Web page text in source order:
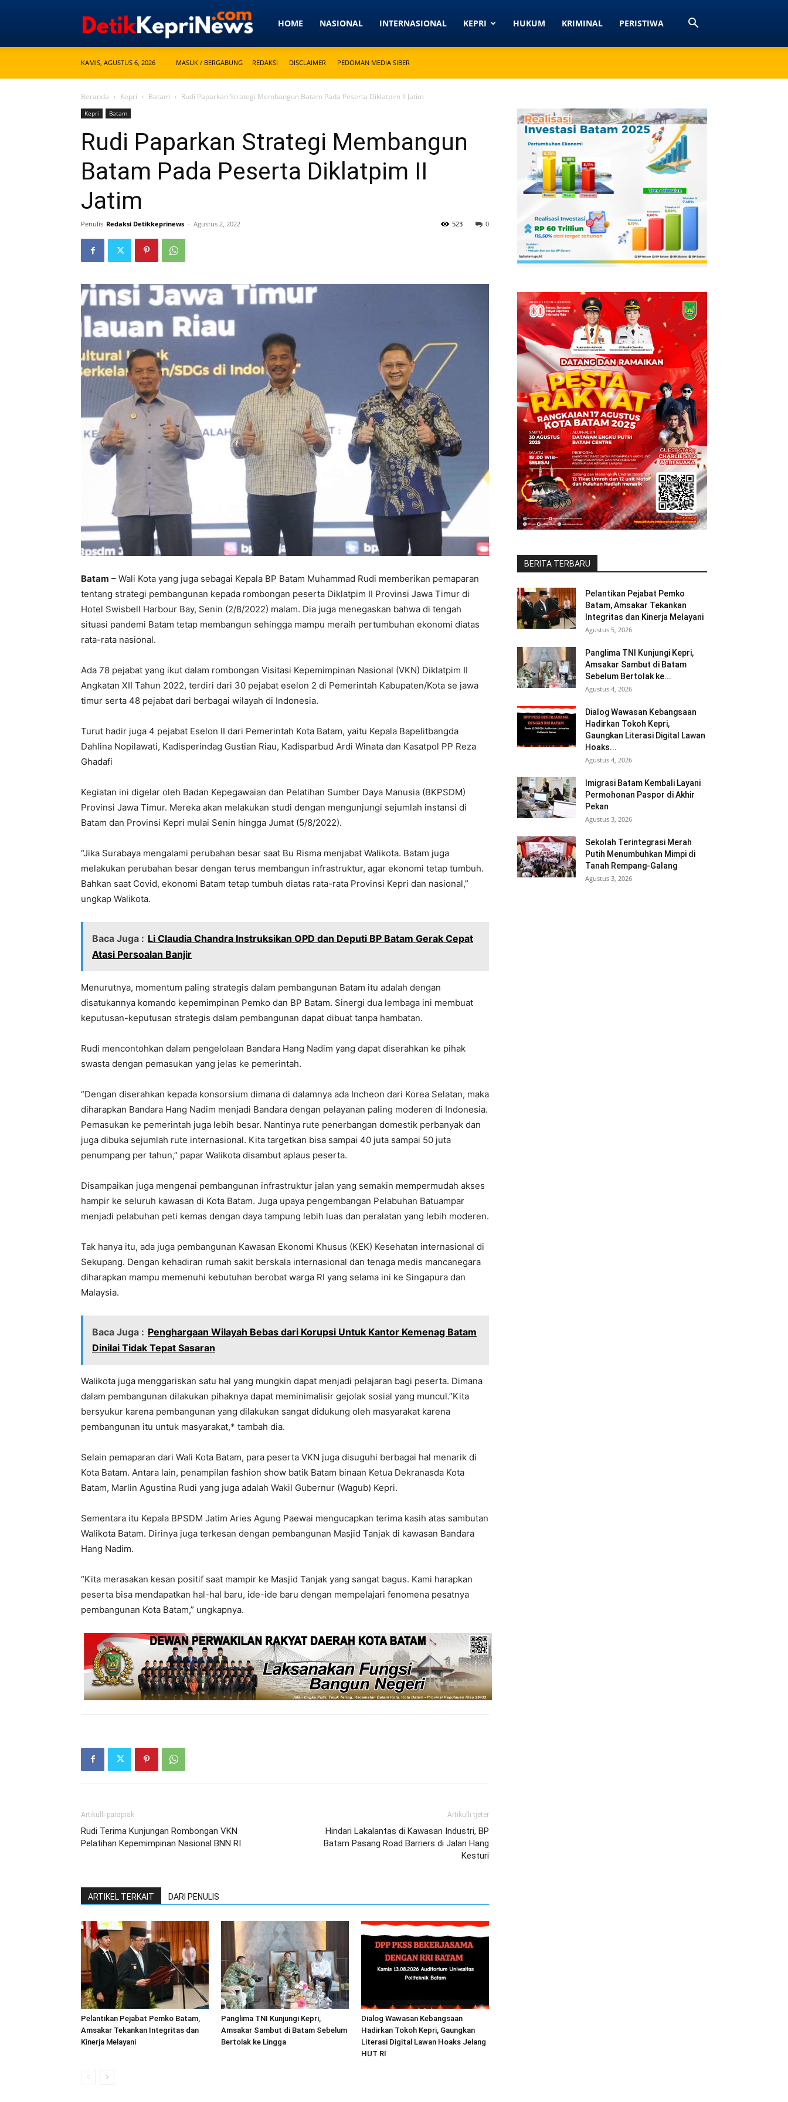
Detikkeprinews.com
HOME NASIONAL INTERNASIONAL KEPRI HUKUM KRIMINAL PERISTIWA
KAMIS, AGUSTUS 6, 2026 MASUK / BERGABUNG REDAKSI DISCLAIMER PEDOMAN MEDIA SIBER
Beranda Kepri Batam Rudi Paparkan Strategi Membangun Batam Pada Peserta Diklatpim II Jatim
Kepri Batam
Rudi Paparkan Strategi Membangun
Batam Pada Peserta Diklatpim II
Jatim
Penulis Redaksi Detikkeprinews - Agustus 2, 2022 0
523
Batam – Wali Kota yang juga sebagai Kepala BP Batam Muhammad Rudi memberikan pemaparan
tentang strategi pembangunan kepada rombongan peserta Diklatpim II Provinsi Jawa Timur di
Hotel Swisbell Harbour Bay, Senin (2/8/2022) malam. Dia juga menegaskan bahwa di tengah
situasi pandemi Batam tetap membangun sehingga mampu meraih pertumbuhan ekonomi diatas
rata-rata nasional.
Ada 78 pejabat yang ikut dalam rombongan Visitasi Kepemimpinan Nasional (VKN) Diklatpim II
Angkatan XII Tahun 2022, terdiri dari 30 pejabat eselon 2 di Pemerintah Kabupaten/Kota se jawa
timur serta 48 pejabat dari berbagai wilayah di Indonesia.
Turut hadir juga 4 pejabat Eselon II dari Pemerintah Kota Batam, yaitu Kepala Bapelitbangda
Dahlina Nopilawati, Kadisperindag Gustian Riau, Kadisparbud Ardi Winata dan Kasatpol PP Reza
Ghadafi
Kegiatan ini digelar oleh Badan Kepegawaian dan Pelatihan Sumber Daya Manusia (BKPSDM)
Provinsi Jawa Timur. Mereka akan melakukan studi dengan mengunjungi sejumlah instansi di
Batam dan Provinsi Kepri mulai Senin hingga Jumat (5/8/2022).
“Jika Surabaya mengalami perubahan besar saat Bu Risma menjabat Walikota. Batam juga
melakukan perubahan besar dengan terus membangun infrastruktur, agar ekonomi tetap tumbuh.
Bahkan saat Covid, ekonomi Batam tetap tumbuh diatas rata-rata Provinsi Kepri dan nasional,”
ungkap Walikota.
Baca Juga : Li Claudia Chandra Instruksikan OPD dan Deputi BP Batam Gerak Cepat
Atasi Persoalan Banjir
Menurutnya, momentum paling strategis dalam pembangunan Batam itu adalah dengan
disatukannya komando kepemimpinan Pemko dan BP Batam. Sinergi dua lembaga ini membuat
keputusan-keputusan strategis dalam pembangunan dapat dibuat tanpa hambatan.
Rudi mencontohkan dalam pengelolaan Bandara Hang Nadim yang dapat diserahkan ke pihak
swasta dengan pemasukan yang jelas ke pemerintah.
“Dengan diserahkan kepada konsorsium dimana di dalamnya ada Incheon dari Korea Selatan, maka
diharapkan Bandara Hang Nadim menjadi Bandara dengan pelayanan paling moderen di Indonesia.
Pemasukan ke pemerintah juga lebih besar. Nantinya rute penerbangan domestik perbanyak dan
juga dibuka sejumlah rute internasional. Kita targetkan bisa sampai 40 juta sampai 50 juta
penumpang per tahun,” papar Walikota disambut aplaus peserta.
Disampaikan juga mengenai pembangunan infrastruktur jalan yang semakin mempermudah akses
hampir ke seluruh kawasan di Kota Batam. Juga upaya pengembangan Pelabuhan Batuampar
menjadi pelabuhan peti kemas dengan daya tampung lebih luas dan peralatan yang lebih moderen.
Tak hanya itu, ada juga pembangunan Kawasan Ekonomi Khusus (KEK) Kesehatan internasional di
Sekupang. Dengan kehadiran rumah sakit berskala internasional dan tenaga medis mancanegara
diharapkan mampu memenuhi kebutuhan berobat warga RI yang selama ini ke Singapura dan
Malaysia.
Baca Juga : Penghargaan Wilayah Bebas dari Korupsi Untuk Kantor Kemenag Batam
Dinilai Tidak Tepat Sasaran
Walikota juga menggariskan satu hal yang mungkin dapat menjadi pelajaran bagi peserta. Dimana
dalam pembangunan dilakukan pihaknya dapat meminimalisir gejolak sosial yang muncul.”Kita
bersyukur karena pembangunan yang dilakukan sangat didukung oleh masyarakat karena
pembangunan itu untuk masyarakat,* tambah dia.
Selain pemaparan dari Wali Kota Batam, para peserta VKN juga disuguhi berbagai hal menarik di
Kota Batam. Antara lain, penampilan fashion show batik Batam binaan Ketua Dekranasda Kota
Batam, Marlin Agustina Rudi yang juga adalah Wakil Gubernur (Wagub) Kepri.
Sementara itu Kepala BPSDM Jatim Aries Agung Paewai mengucapkan terima kasih atas sambutan
Walikota Batam. Dirinya juga terkesan dengan pembangunan Masjid Tanjak di kawasan Bandara
Hang Nadim.
“Kita merasakan kesan positif saat mampir ke Masjid Tanjak yang sangat bagus. Kami harapkan
peserta bisa mendapatkan hal-hal baru, ide-ide baru dengan mempelajari fenomena pesatnya
pembangunan Kota Batam,” ungkapnya.
Artikulli paraprak
Rudi Terima Kunjungan Rombongan VKN
Pelatihan Kepemimpinan Nasional BNN RI
Artikulli tjetër
Hindari Lakalantas di Kawasan Industri, BP
Batam Pasang Road Barriers di Jalan Hang
Kesturi
ARTIKEL TERKAIT DARI PENULIS
Pelantikan Pejabat Pemko Batam,
Amsakar Tekankan Integritas dan
Kinerja Melayani
Panglima TNI Kunjungi Kepri,
Amsakar Sambut di Batam Sebelum
Bertolak ke Lingga
Dialog Wawasan Kebangsaan
Hadirkan Tokoh Kepri, Gaungkan
Literasi Digital Lawan Hoaks Jelang
HUT RI
BERITA TERBARU
Pelantikan Pejabat Pemko
Batam, Amsakar Tekankan
Integritas dan Kinerja Melayani
Agustus 5, 2026
Panglima TNI Kunjungi Kepri,
Amsakar Sambut di Batam
Sebelum Bertolak ke...
Agustus 4, 2026
Dialog Wawasan Kebangsaan
Hadirkan Tokoh Kepri,
Gaungkan Literasi Digital Lawan
Hoaks...
Agustus 4, 2026
Imigrasi Batam Kembali Layani
Permohonan Paspor di Akhir
Pekan
Agustus 3, 2026
Sekolah Terintegrasi Merah
Putih Menumbuhkan Mimpi di
Tanah Rempang-Galang
Agustus 3, 2026